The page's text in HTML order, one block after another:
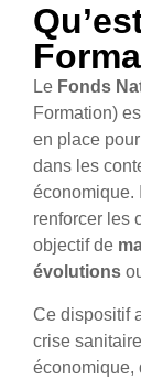
Le Fonds
Formation)
en place
dans les
économique.
renforcer les
objectif de
évolutions
Ce dispositif
crise
économique,